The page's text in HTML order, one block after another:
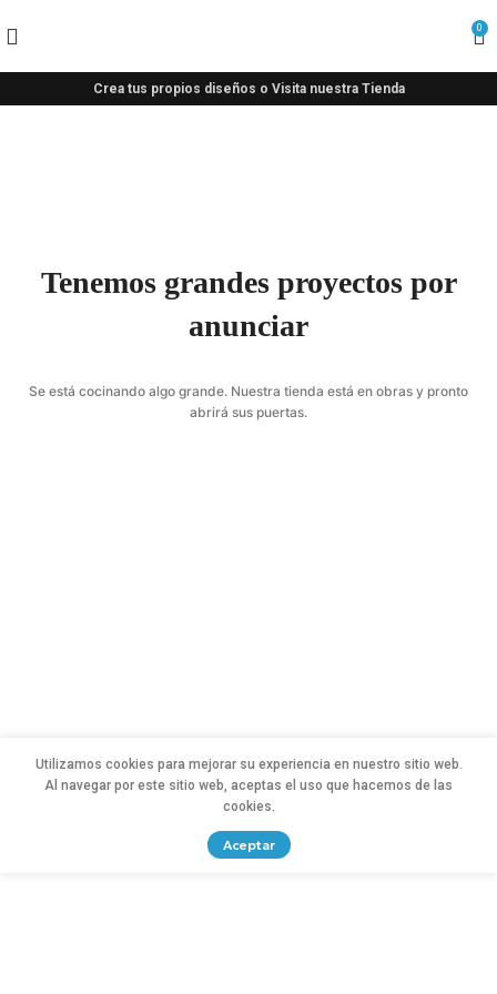
0
Crea tus propios diseños o Visita nuestra Tienda
Tenemos grandes proyectos por
anunciar
Se está cocinando algo grande. Nuestra tienda está en obras y pronto
abrirá sus puertas.
Utilizamos cookies para mejorar su experiencia en nuestro sitio web.
Al navegar por este sitio web, aceptas el uso que hacemos de las
cookies.
Aceptar